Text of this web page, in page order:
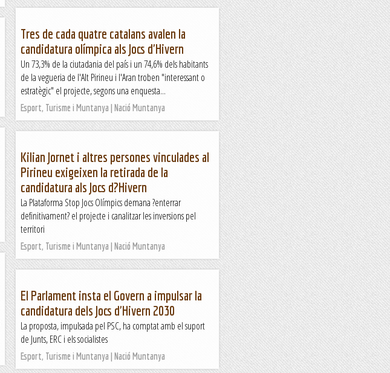
Tres de cada quatre catalans avalen la
candidatura olímpica als Jocs d'Hivern
Un 73,3% de la ciutadania del país i un 74,6% dels habitants
de la vegueria de l'Alt Pirineu i l'Aran troben "interessant o
estratègic" el projecte, segons una enquesta...
Esport, Turisme i Muntanya | Nació Muntanya
Kilian Jornet i altres persones vinculades al
Pirineu exigeixen la retirada de la
candidatura als Jocs d?Hivern
La Plataforma Stop Jocs Olímpics demana ?enterrar
definitivament? el projecte i canalitzar les inversions pel
territori
Esport, Turisme i Muntanya | Nació Muntanya
El Parlament insta el Govern a impulsar la
candidatura dels Jocs d'Hivern 2030
La proposta, impulsada pel PSC, ha comptat amb el suport
de Junts, ERC i els socialistes
Esport, Turisme i Muntanya | Nació Muntanya